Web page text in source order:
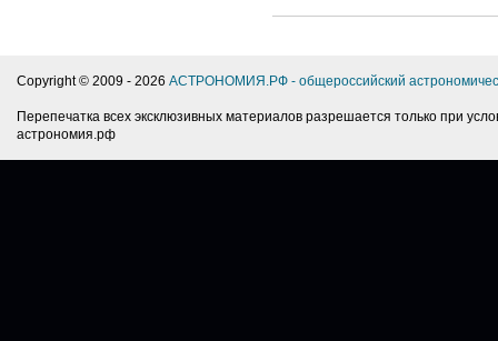
Copyright © 2009 - 2026 АСТРОНОМИЯ.РФ - общероссийский
Перепечатка всех эксклюзивных материалов разрешается только при
астрономия.рф